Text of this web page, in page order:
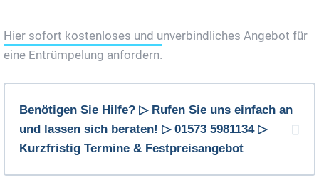
Hier sofort kostenloses und unverbindliches Angebot für
eine Entrümpelung anfordern.
Benötigen Sie Hilfe? ▷ Rufen Sie uns einfach an
und lassen sich beraten! ▷ 01573 5981134 ▷
Kurzfristig Termine & Festpreisangebot